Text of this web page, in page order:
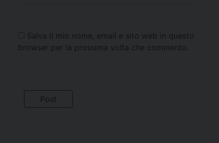
Salva il mio nome, email e sito web in questo
browser per la prossima volta che commento.